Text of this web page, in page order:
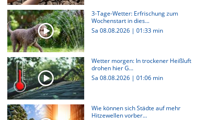
3-Tage-Wetter: Erfrischung zum
Wochenstart in dies...
Sa 08.08.2026 | 01:33 min
Wetter morgen: In trockener Heißluft
drohen hier G...
Sa 08.08.2026 | 01:06 min
Wie können sich Städte auf mehr
Hitzewellen vorber...